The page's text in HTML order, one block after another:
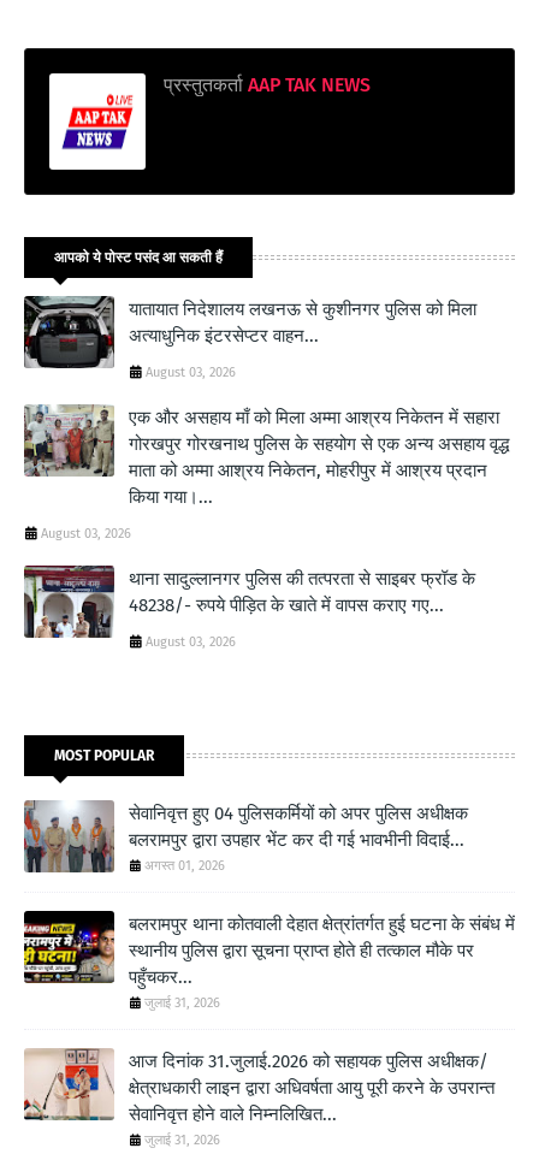
प्रस्तुतकर्ता AAP TAK NEWS
आपको ये पोस्ट पसंद आ सकती हैं
यातायात निदेशालय लखनऊ से कुशीनगर पुलिस को मिला
अत्याधुनिक इंटरसेप्टर वाहन...
August 03, 2026
एक और असहाय माँ को मिला अम्मा आश्रय निकेतन में सहारा
गोरखपुर गोरखनाथ पुलिस के सहयोग से एक अन्य असहाय वृद्ध
माता को अम्मा आश्रय निकेतन, मोहरीपुर में आश्रय प्रदान
किया गया।...
August 03, 2026
थाना सादुल्लानगर पुलिस की तत्परता से साइबर फ्रॉड के
48238/- रुपये पीड़ित के खाते में वापस कराए गए...
August 03, 2026
MOST POPULAR
सेवानिवृत्त हुए 04 पुलिसकर्मियों को अपर पुलिस अधीक्षक
बलरामपुर द्वारा उपहार भेंट कर दी गई भावभीनी विदाई...
अगस्त 01, 2026
बलरामपुर थाना कोतवाली देहात क्षेत्रांतर्गत हुई घटना के संबंध में
स्थानीय पुलिस द्वारा सूचना प्राप्त होते ही तत्काल मौके पर
पहुँचकर...
जुलाई 31, 2026
आज दिनांक 31.जुलाई.2026 को सहायक पुलिस अधीक्षक/
क्षेत्राधकारी लाइन द्वारा अधिवर्षता आयु पूरी करने के उपरान्त
सेवानिवृत्त होने वाले निम्नलिखित...
जुलाई 31, 2026